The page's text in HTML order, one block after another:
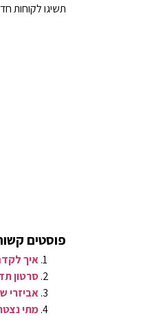
תשיגו לקוחות
פוסטים
איך
סרטון
אביזרי
מתי